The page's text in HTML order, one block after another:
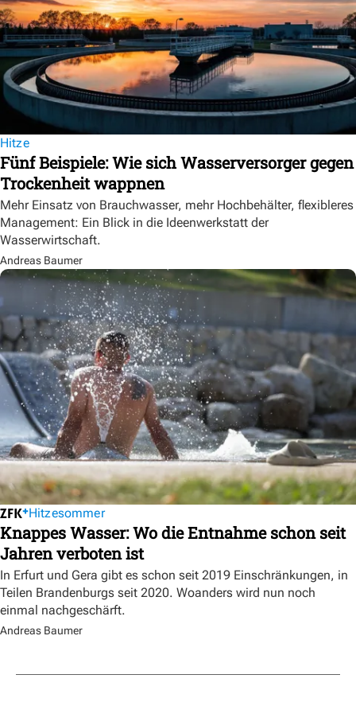
Hitze
Fünf Beispiele: Wie sich Wasserversorger gegen
Trockenheit wappnen
Mehr Einsatz von Brauchwasser, mehr Hochbehälter, flexibleres
Management: Ein Blick in die Ideenwerkstatt der
Wasserwirtschaft.
Andreas Baumer
Hitzesommer
Knappes Wasser: Wo die Entnahme schon seit
Jahren verboten ist
In Erfurt und Gera gibt es schon seit 2019 Einschränkungen, in
Teilen Brandenburgs seit 2020. Woanders wird nun noch
einmal nachgeschärft.
Andreas Baumer